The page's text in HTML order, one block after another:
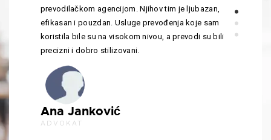
prevodilačkom agencijom. Njihov tim je ljubazan,
efikasan i pouzdan. Usluge prevođenja koje sam
koristila bile su na visokom nivou, a prevodi su bili
precizni i dobro stilizovani.
Ana Janković
ADVOKAT